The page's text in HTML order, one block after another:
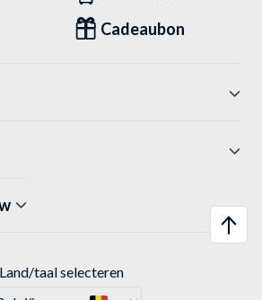
Cadeaubon
Land/taal selecteren